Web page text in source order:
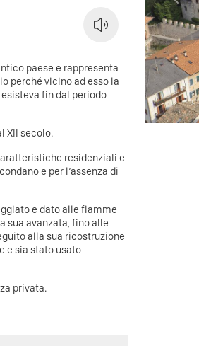
paese e rappresenta
perché vicino ad esso la
fin dal periodo
XII secolo.
residenziali e
e per l’assenza di
e dato alle fiamme
sua avanzata, fino alle
alla sua ricostruzione
e sia stato usato
privata.